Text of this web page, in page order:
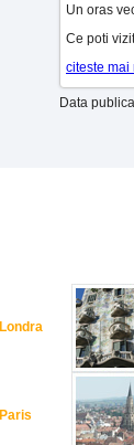
Un oras
Ce poti
citeste mai
Data
Londra
Paris